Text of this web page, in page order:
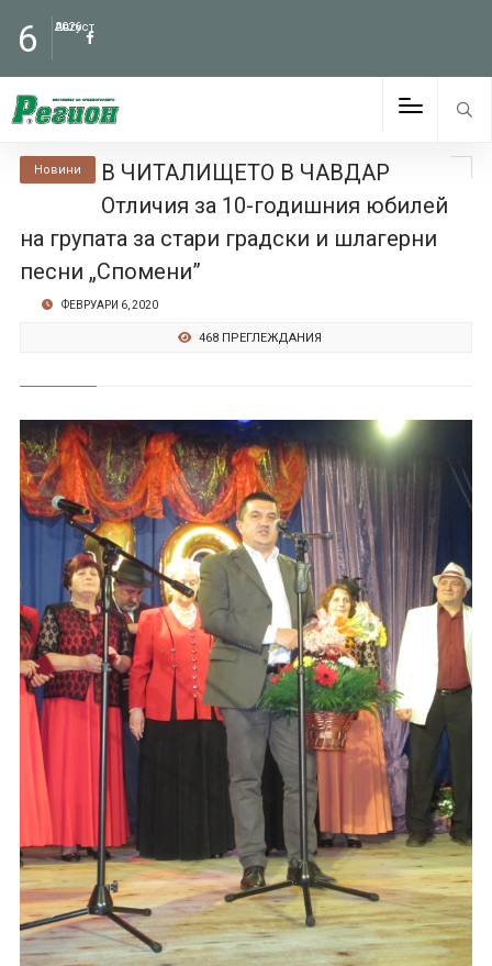
6 Август
2026
Новини
В ЧИТАЛИЩЕТО В ЧАВДАР
Отличия за 10-годишния юбилей
на групата за стари градски и шлагерни
песни „Спомени”
ФЕВРУАРИ 6, 2020
468 ПРЕГЛЕЖДАНИЯ